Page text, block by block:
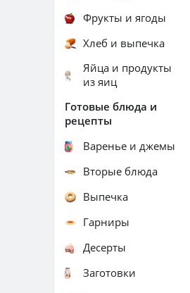
Фрукты и ягоды
Хлеб и выпечка
Яйца и продукты
из яиц
Готовые блюда и
рецепты
Варенье и джемы
Вторые блюда
Выпечка
Гарниры
Десерты
Заготовки